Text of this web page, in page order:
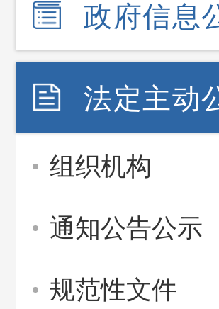
政府信息
法定主动
组织机构
通知公告公示
规范性文件